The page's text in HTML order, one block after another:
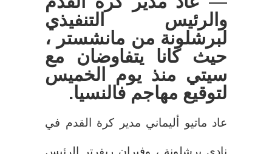
والرئيس التنفيذي
لبرشلونة من مانشستر ،
حيث كانا يتفاوضان مع
سيتي منذ يوم الخميس
لتوقيع مهاجم فالنسيا.
عاد ماتيو أليماني مدير كرة القدم في
نادي برشلونة ، وفيران ريفرتر الرئيس